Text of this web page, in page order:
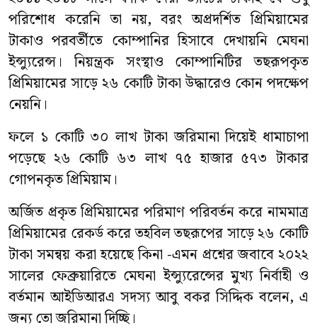
পরিশোধ করেনি তা নয়,বরং অপ্রদর্শিত প্রিমিয়ামের
টাকাও পরবর্তীতে কোম্পানির হিসাবে দেখায়নি মেঘনা
ইন্স্যুরেন্স। নিয়ন্ত্রক সংস্থাও কোম্পানিটির তছরূপকৃত
প্রিমিয়ামের সাড়ে ২৬ কোটি টাকা উদ্ধারেও কোন পদক্ষেপ
নেয়নি।
ফলে ১ কোটি ৩০ লাখ টাকা জরিমানা দিয়েই ধামাচাপা
পড়েছে ২৬ কোটি ৬৩ লাখ ৭৫ হাজার ৫৭৩ টাকার
গোপনকৃত প্রিমিয়াম।
অর্জিত প্রকৃত প্রিমিয়ামের পরিমাণ পরিবর্তন করে নামমাত্র
প্রিমিয়ামের রেকর্ড করে তহবিল তছরূপের সাড়ে ২৬ কোটি
টাকা সমন্বয় করা হয়েছে কিনা -এমন প্রশ্নের জবাবে ২০২২
সালের ফেব্রুয়ারিতে মেঘনা ইন্স্যুরেন্সের মুখ্য নির্বাহী ও
বর্তমান আইডিআরএ সদস্য আবু বকর সিদ্দিক বলেন,এ
জন্য তো জরিমানা দিচ্ছি।